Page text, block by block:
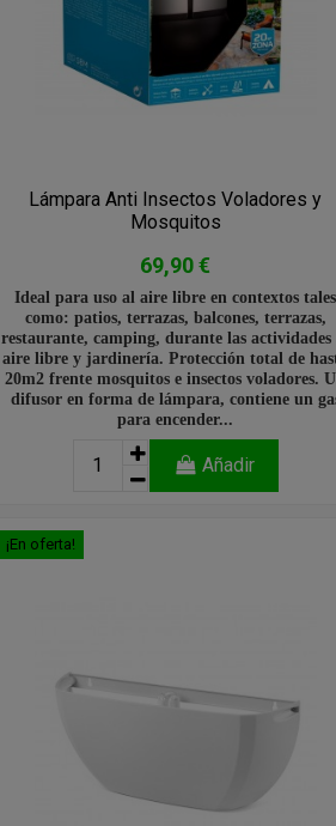
Lámpara Anti Insectos Voladores y
Mosquitos
69,90 €
Ideal para uso al aire libre en contextos tales
como: patios, terrazas, balcones, terrazas,
restaurante, camping, durante las actividades
aire libre y jardinería. Protección total de
20m2 frente mosquitos e insectos voladores.
difusor en forma de lámpara, contiene un
para encender...
Añadir
¡En oferta!